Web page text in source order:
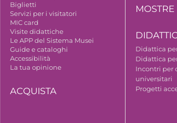
Biglietti
Servizi per i visitatori
MIC card
Visite didattiche
Le APP del Sistema Musei
Guide e cataloghi
Accessibilità
La tua opinione
ACQUISTA
MOSTRE
Didattica
Didattica
Incontri per
universitari
Progetti